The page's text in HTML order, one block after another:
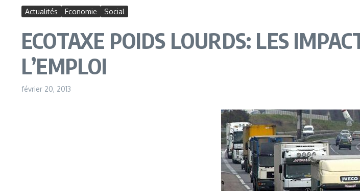
Actualités Economie Social
ECOTAXE POIDS LOURDS: LES
L’EMPLOI
février 20, 2013